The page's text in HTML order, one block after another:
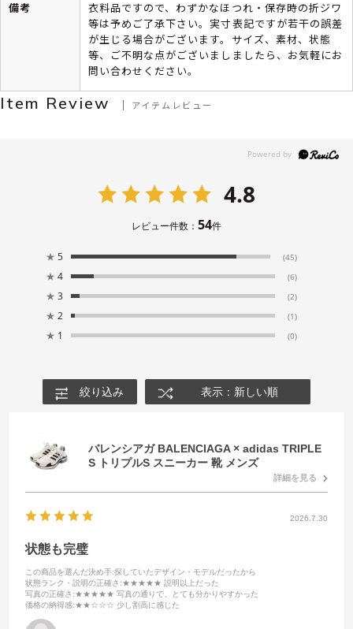
備考
衣料品ですので、わずかなほつれ・保存時の折ジワ
等は予めご了承下さい。実寸表記ですが若干の誤差
が生じる場合がございます。サイズ、素材、状態
等、ご不明な点がございましましたら、お気軽にお
問い合わせください。
Item Review アイテムレビュー
4.8
レビュー件数： 54件
★ 5 (45)
★ 4 (6)
★ 3 (2)
★ 2 (1)
★ 1 (0)
絞り込み 表示：新しい順
バレンシアガ BALENCIAGA × adidas TRIPLE
S トリプルS スニーカー 靴 メンズ
詳細を見る
2026.7.30
状態も完璧
この商品を選んだ決め手:探していたデザイン・モデルだったから
状態ランク・説明の正確さ :★★★★★ 説明以上だった
写真の正確さ :★★★★★ 写真の通りで、とても分かりやすかった
価格の納得感:★★☆☆☆ 少し割高に感じた